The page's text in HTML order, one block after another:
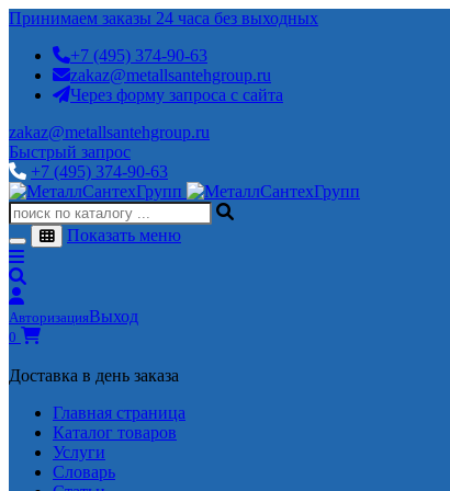
Принимаем заказы 24 часа без выходных
+7 (495) 374-90-63
zakaz@metallsantehgroup.ru
Через форму запроса с сайта
zakaz@metallsantehgroup.ru
Быстрый запрос
+7 (495) 374-90-63
Показать меню
АвторизацияВыход
0
Доставка в день заказа
Главная страница
Каталог товаров
Услуги
Словарь